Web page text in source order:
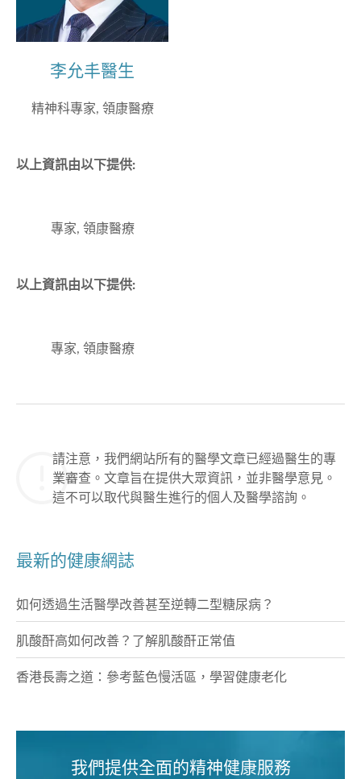
李允丰醫生
精神科專家, 領康醫療
以上資訊由以下提供:
專家, 領康醫療
以上資訊由以下提供:
專家, 領康醫療
請注意，我們網站所有的醫學文章已經過醫生的專
業審查。文章旨在提供大眾資訊，並非醫學意見。
這不可以取代與醫生進行的個人及醫學諮詢。
最新的健康網誌
如何透過生活醫學改善甚至逆轉二型糖尿病？
肌酸酐高如何改善？了解肌酸酐正常值
香港長壽之道：參考藍色慢活區，學習健康老化
我們提供全面的精神健康服務